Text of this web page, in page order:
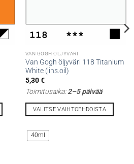
VAN GOGH ÖLJYVÄRI
Van Gogh öljyväri 118 Titanium
White (lins.oil)
5,30€
Toimitusaika:2–5 päivää
VALITSE VAIHTOEHDOISTA
tuotteella
on
40ml